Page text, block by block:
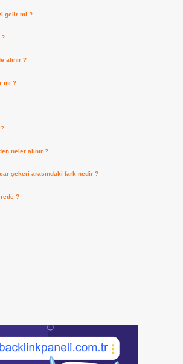
gelir mi ?
?
alınır ?
mi ?
neler alınır ?
şekeri arasındaki fark nedir ?
?